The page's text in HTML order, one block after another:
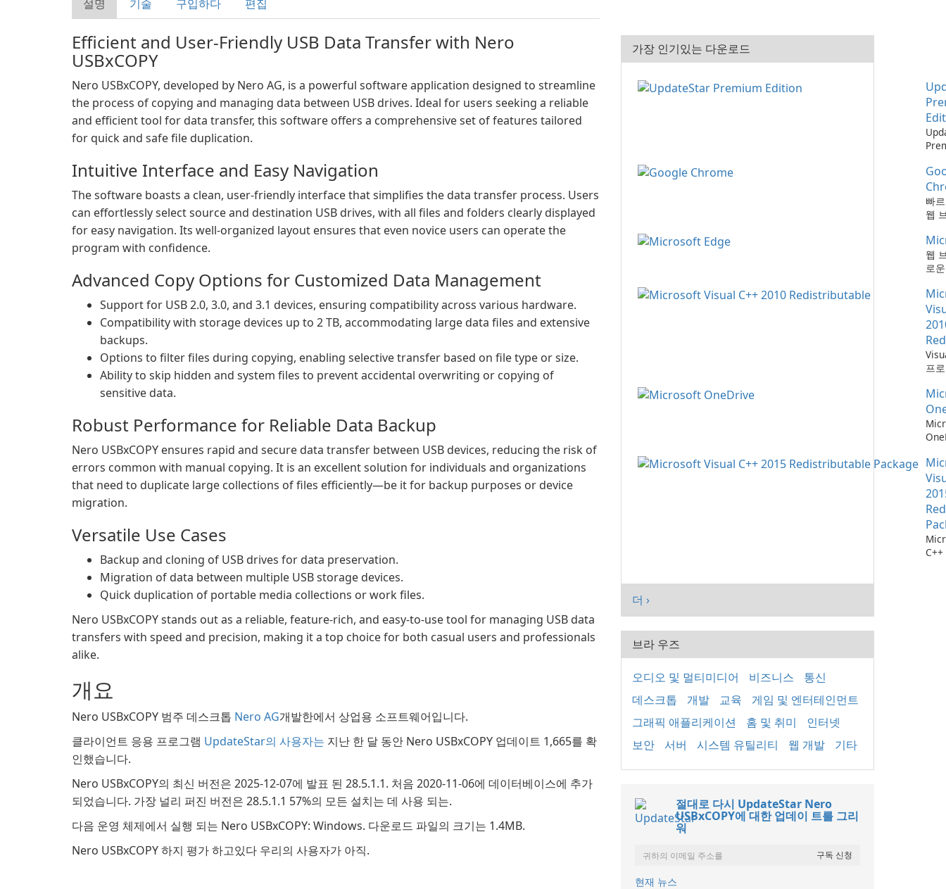
설명 기술 구입하다 편집
Efficient and User-Friendly USB Data Transfer with Nero
USBxCOPY
Nero USBxCOPY, developed by Nero AG, is a powerful software application designed to streamline
the process of copying and managing data between USB drives. Ideal for users seeking a reliable
and efficient tool for data transfer, this software offers a comprehensive set of features tailored
for quick and safe file duplication.
Intuitive Interface and Easy Navigation
The software boasts a clean, user-friendly interface that simplifies the data transfer process. Users
can effortlessly select source and destination USB drives, with all files and folders clearly displayed
for easy navigation. Its well-organized layout ensures that even novice users can operate the
program with confidence.
Advanced Copy Options for Customized Data Management
Support for USB 2.0, 3.0, and 3.1 devices, ensuring compatibility across various hardware.
Compatibility with storage devices up to 2 TB, accommodating large data files and extensive
backups.
Options to filter files during copying, enabling selective transfer based on file type or size.
Ability to skip hidden and system files to prevent accidental overwriting or copying of
sensitive data.
Robust Performance for Reliable Data Backup
Nero USBxCOPY ensures rapid and secure data transfer between USB devices, reducing the risk of
errors common with manual copying. It is an excellent solution for individuals and organizations
that need to duplicate large collections of files efficiently—be it for backup purposes or device
migration.
Versatile Use Cases
Backup and cloning of USB drives for data preservation.
Migration of data between multiple USB storage devices.
Quick duplication of portable media collections or work files.
Nero USBxCOPY stands out as a reliable, feature-rich, and easy-to-use tool for managing USB data
transfers with speed and precision, making it a top choice for both casual users and professionals
alike.
개요
Nero USBxCOPY 범주 데스크톱 Nero AG개발한에서 상업용 소프트웨어입니다.
클라이언트 응용 프로그램 UpdateStar의 사용자는 지난 한 달 동안 Nero USBxCOPY 업데이트 1,665를 확
인했습니다.
Nero USBxCOPY의 최신 버전은 2025-12-07에 발표 된 28.5.1.1. 처음 2020-11-06에 데이터베이스에 추가
되었습니다. 가장 널리 퍼진 버전은 28.5.1.1 57%의 모든 설치는 데 사용 되는.
다음 운영 체제에서 실행 되는 Nero USBxCOPY: Windows. 다운로드 파일의 크기는 1.4MB.
Nero USBxCOPY 하지 평가 하고있다 우리의 사용자가 아직.
가장 인기있는 다운로드
최
하
때
다!
빠
웹
웹
로
프
소
더 ›
브라 우즈
오디오 및 멀티미디어 비즈니스
통신
데스크톱
개발 교육
게임 및 엔터테인먼트
그래픽 애플리케이션
홈 및 취미
인터넷
보안
서버 시스템 유틸리티 웹 개발 기타
절대로 다시 UpdateStar Nero
USBxCOPY에 대한 업데이 트를 그리
워
현재 뉴스